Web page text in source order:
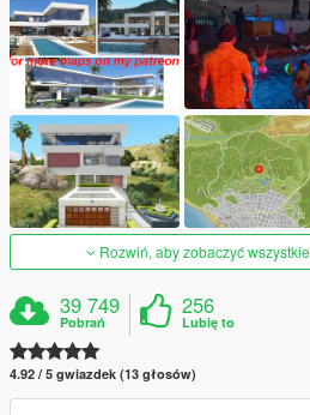
Rozwiń, aby zobaczyć
39 749
Pobrań
256
Lubię to
4.92 / 5 gwiazdek (13 głosów)